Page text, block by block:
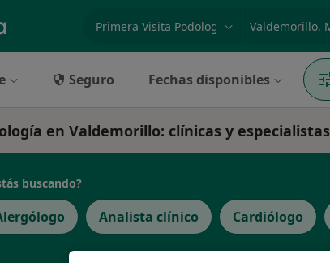
Seguro Fechas disponibles
en Valdemorillo: clínicas y especialistas
buscando?
Analista clínico Cardiólogo